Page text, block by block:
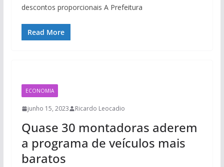
descontos proporcionais A Prefeitura
Read More
ECONOMIA
junho 15, 2023 Ricardo Leocadio
Quase 30 montadoras aderem
a programa de veículos mais
baratos